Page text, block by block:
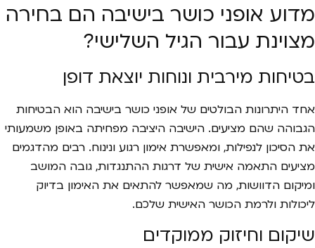
מדוע אופני כושר בישיבה הם בחירה
מצוינת עבור הגיל השלישי?
בטיחות מירבית ונוחות יוצאת דופן
אחד היתרונות הבולטים של אופני כושר בישיבה הוא הבטיחות
הגבוהה שהם מציעים. הישיבה היציבה מפחיתה באופן משמעותי
את הסיכון לנפילות, ומאפשרת אימון רגוע ונינוח. רבים מהדגמים
מציעים התאמה אישית של דרגות ההתנגדות, גובה המושב
ומיקום הדוושות, מה שמאפשר להתאים את האימון בדיוק
ליכולות ולרמת הכושר האישית שלכם.
שיקום וחיזוק ממוקדים